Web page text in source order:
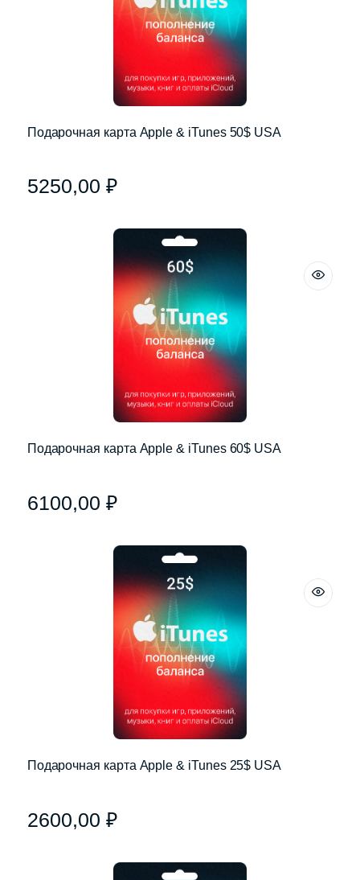
Подарочная карта Apple & iTunes 50$ USA
5250,00 ₽
Подарочная карта Apple & iTunes 60$ USA
6100,00 ₽
Подарочная карта Apple & iTunes 25$ USA
2600,00 ₽